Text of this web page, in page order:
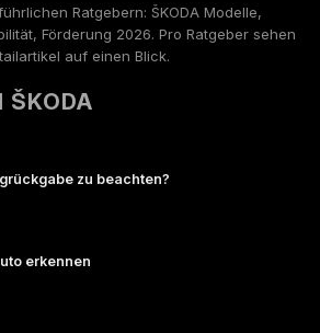
Ratgebern: ŠKODA Modelle,
Förderung 2026. Pro Ratgeber sehen
auf einen Blick.
ŠKODA
zu beachten?
erkennen